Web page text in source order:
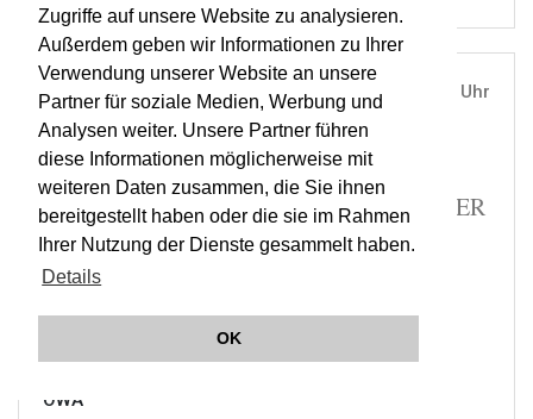
Zugriffe auf unsere Website zu analysieren.
Außerdem geben wir Informationen zu Ihrer
Verwendung unserer Website an unsere
Partner für soziale Medien, Werbung und
Analysen weiter. Unsere Partner führen
diese Informationen möglicherweise mit
weiteren Daten zusammen, die Sie ihnen
bereitgestellt haben oder die sie im Rahmen
Ihrer Nutzung der Dienste gesammelt haben.
Details
OK
DO, 03. OKT 2019 19:30 Uhr
ÖSTERREICHISCHE AKADEMIE DER
WISSENSCHAFTEN, WIEN |WIEN
MÄLZELS MECHANISCHER TROMPETER
| RESOUND | JEUNESSE A
TICKETS
OWA